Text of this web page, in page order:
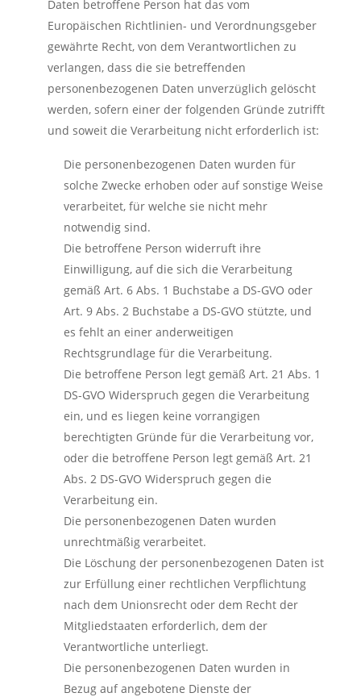
Daten betroffene Person hat das vom
Europäischen Richtlinien- und Verordnungsgeber
gewährte Recht, von dem Verantwortlichen zu
verlangen, dass die sie betreffenden
personenbezogenen Daten unverzüglich gelöscht
werden, sofern einer der folgenden Gründe zutrifft
und soweit die Verarbeitung nicht erforderlich ist:
Die personenbezogenen Daten wurden für
solche Zwecke erhoben oder auf sonstige Weise
verarbeitet, für welche sie nicht mehr
notwendig sind.
Die betroffene Person widerruft ihre
Einwilligung, auf die sich die Verarbeitung
gemäß Art. 6 Abs. 1 Buchstabe a DS-GVO oder
Art. 9 Abs. 2 Buchstabe a DS-GVO stützte, und
es fehlt an einer anderweitigen
Rechtsgrundlage für die Verarbeitung.
Die betroffene Person legt gemäß Art. 21 Abs. 1
DS-GVO Widerspruch gegen die Verarbeitung
ein, und es liegen keine vorrangigen
berechtigten Gründe für die Verarbeitung vor,
oder die betroffene Person legt gemäß Art. 21
Abs. 2 DS-GVO Widerspruch gegen die
Verarbeitung ein.
Die personenbezogenen Daten wurden
unrechtmäßig verarbeitet.
Die Löschung der personenbezogenen Daten ist
zur Erfüllung einer rechtlichen Verpflichtung
nach dem Unionsrecht oder dem Recht der
Mitgliedstaaten erforderlich, dem der
Verantwortliche unterliegt.
Die personenbezogenen Daten wurden in
Bezug auf angebotene Dienste der